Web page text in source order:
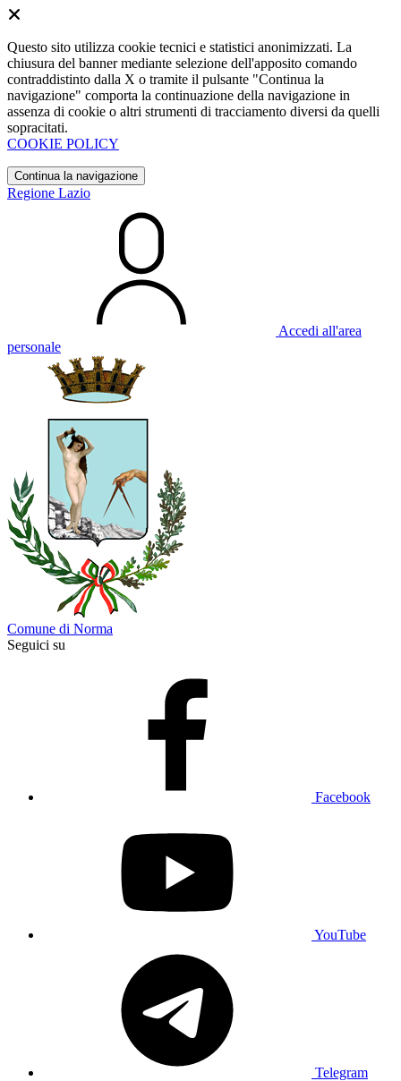
Questo sito utilizza cookie tecnici e statistici anonimizzati. La
chiusura del banner mediante selezione dell'apposito comando
contraddistinto dalla X o tramite il pulsante "Continua la
navigazione" comporta la continuazione della navigazione in
assenza di cookie o altri strumenti di tracciamento diversi da quelli
sopracitati.
COOKIE POLICY
Continua la navigazione
Regione Lazio
Accedi all'area
personale
Comune di Norma
Seguici su
Facebook
YouTube
Telegram